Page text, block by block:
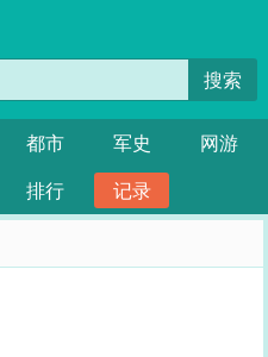
搜索
都市 军史
网游
排行 记录